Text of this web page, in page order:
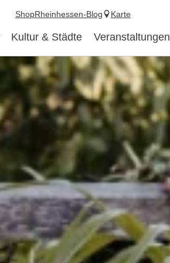
Kultur & Städte Veranstaltungen
ShopRheinhessen-Blog Karte